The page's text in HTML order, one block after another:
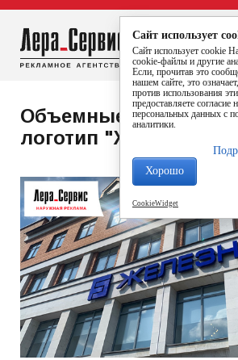
+7
Объемные световые
логотип "Железно"
Сайт использует
Сайт использует cookie
cookie-файлы и другие
Если, прочитав это
нашем сайте, это
против использования
предоставляете
персональных данных с
аналитики.
Хорошо
CookieWidget